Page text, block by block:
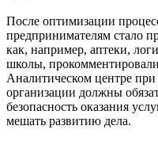
После оптимизации
предпринимателям стало
как, например, аптеки,
школы,
Аналитическом центре
организации должны
безопасность оказания
мешать развитию дела.